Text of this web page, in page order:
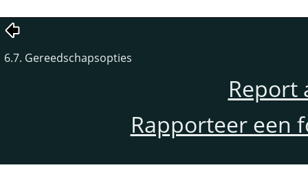
6.7. Gereedschapsopties
Report
Rapporteer een